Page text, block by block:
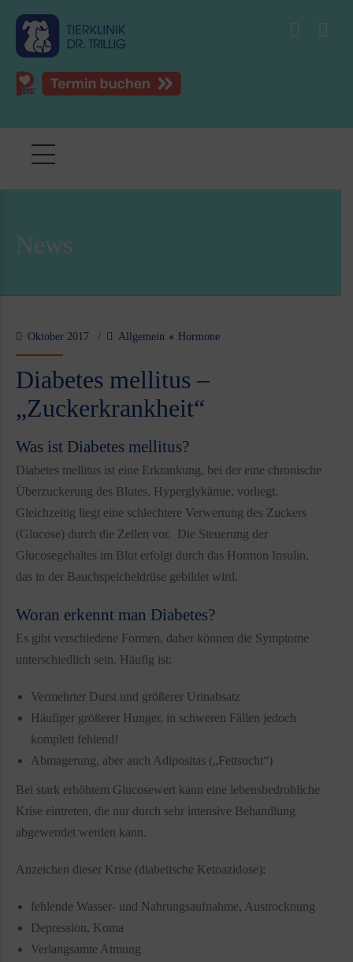
News
Oktober 2017 Allgemein Hormone
Diabetes mellitus –
„Zuckerkrankheit“
Was ist Diabetes mellitus?
Diabetes mellitus ist eine Erkrankung, bei der eine chronische
Überzuckerung des Blutes, Hyperglykämie, vorliegt.
Gleichzeitig liegt eine schlechtere Verwertung des Zuckers
(Glucose) durch die Zellen vor. Die Steuerung der
Glucosegehaltes im Blut erfolgt durch das Hormon Insulin,
das in der Bauchspeicheldrüse gebildet wird.
Woran erkennt man Diabetes?
Es gibt verschiedene Formen, daher können die Symptome
unterschiedlich sein. Häufig ist:
Vermehrter Durst und größerer Urinabsatz
Häufiger größerer Hunger, in schweren Fällen jedoch
komplett fehlend!
Abmagerung, aber auch Adipositas („Fettsucht“)
Bei stark erhöhtem Glucosewert kann eine lebensbedrohliche
Krise eintreten, die nur durch sehr intensive Behandlung
abgewendet werden kann.
Anzeichen dieser Krise (diabetische Ketoazidose):
fehlende Wasser- und Nahrungsaufnahme, Austrocknung
Depression, Koma
Verlangsamte Atmung